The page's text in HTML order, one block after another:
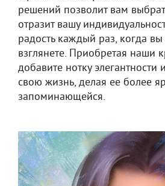
решений позволит вам
отразит вашу
радость каждый раз, когда вы
взглянете. Приобретая наши
добавите нотку элегантности
свою жизнь, делая ее более
запоминающейся.